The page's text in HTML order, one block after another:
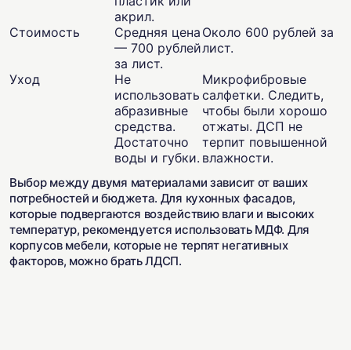
акрил.
Стоимость
Средняя цена
— 700 рублей
за лист.
Около 600 рублей за
лист.
Уход
Не
использовать
абразивные
средства.
Достаточно
воды и губки.
Микрофибровые
салфетки. Следить,
чтобы были хорошо
отжаты. ДСП не
терпит повышенной
влажности.
Выбор между двумя материалами зависит от ваших
потребностей и бюджета. Для кухонных фасадов,
которые подвергаются воздействию влаги и высоких
температур, рекомендуется использовать МДФ. Для
корпусов мебели, которые не терпят негативных
факторов, можно брать ЛДСП.